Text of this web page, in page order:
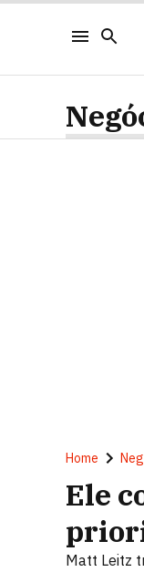
Home
Ele
Matt Leitz